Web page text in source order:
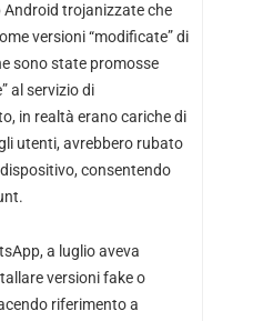
trojanizzate che
versioni “modificate” di
sono state promosse
al servizio di
in realtà erano cariche di
utenti, avrebbero rubato
consentendo
a luglio aveva
versioni fake o
riferimento a